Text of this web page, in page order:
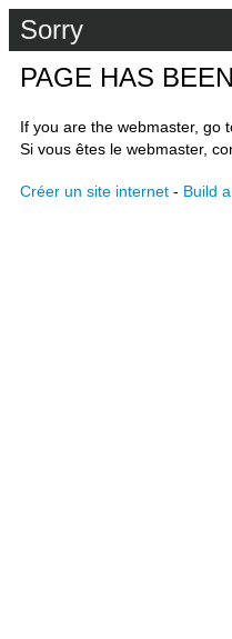
Sorry
PAGE HAS
If you are the webmaster, go
Si vous êtes le webmaster,
Créer un site internet - Build